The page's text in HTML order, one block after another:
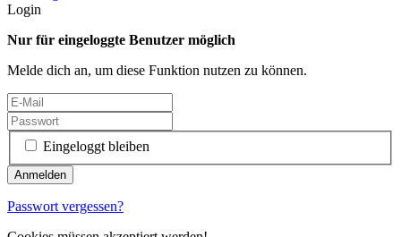
Login
Nur für eingeloggte Benutzer möglich
Melde dich an, um diese Funktion nutzen zu können.
Eingeloggt bleiben
Passwort vergessen?